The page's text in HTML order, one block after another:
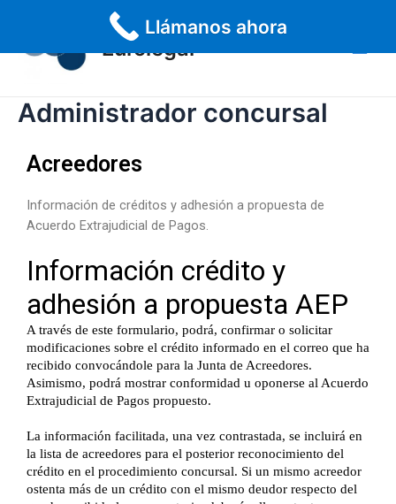
contenido
Eurolegal
Administrador concursal
Acreedores
Información de créditos y adhesión a propuesta de
Acuerdo Extrajudicial de Pagos.
Llámanos ahora